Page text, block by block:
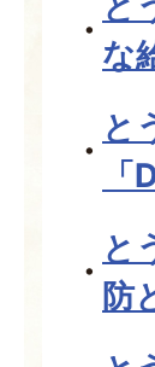
な
と
と
防